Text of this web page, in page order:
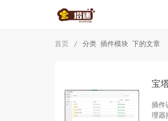
首页 / 分类 插件模块 下的文章
宝
插件
理器